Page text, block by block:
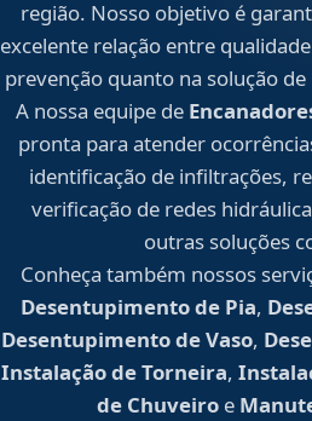
região. Nosso objetivo é
excelente relação entre
prevenção quanto na solução
A nossa equipe de
pronta para atender
identificação de infiltrações,
verificação de redes
outras soluções
Conheça também nossos
Desentupimento de Pia,
Desentupimento de Vaso,
Instalação de Torneira,
de Chuveiro e